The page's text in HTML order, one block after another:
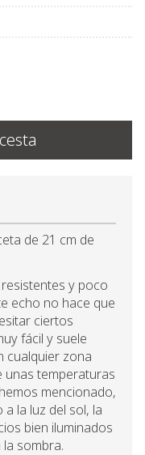
de 21 cm de
y poco
echo no hace que
ciertos
fácil y suele
cualquier zona
unas temperaturas
mencionado,
la luz del sol, la
bien iluminados
sombra.